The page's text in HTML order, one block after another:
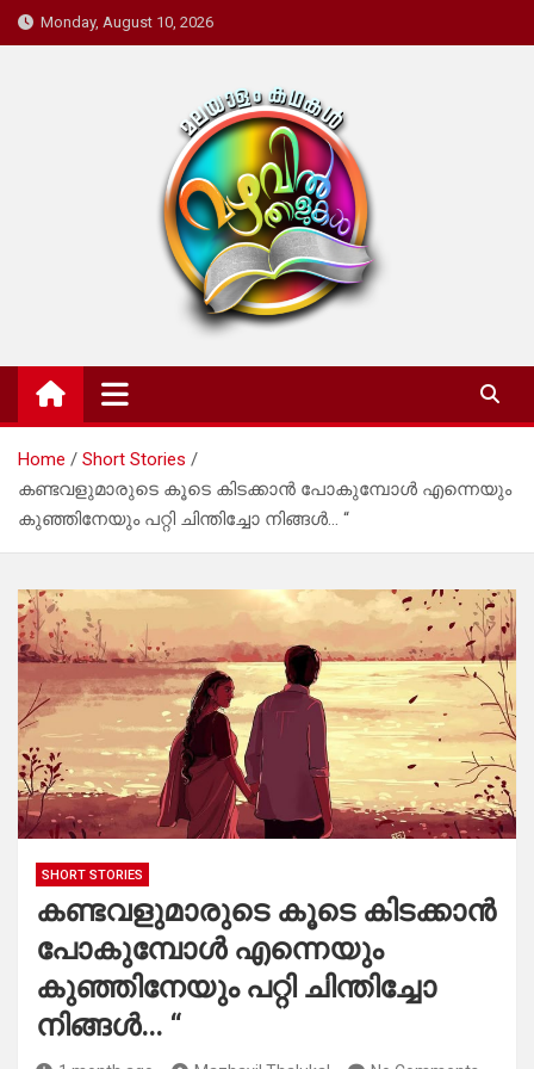
Skip
to
Monday, August 10, 2026
Mazhavil Thalukal
Malayalam Kadhakal
Home
Short Stories
കണ്ടവളുമാരുടെ കൂടെ കിടക്കാൻ പോകുമ്പോൾ എന്നെയും
കുഞ്ഞിനേയും പറ്റി ചിന്തിച്ചോ നിങ്ങൾ… “
SHORT STORIES
കണ്ടവളുമാരുടെ കൂടെ കിടക്കാൻ
പോകുമ്പോൾ എന്നെയും
കുഞ്ഞിനേയും പറ്റി ചിന്തിച്ചോ
നിങ്ങൾ… “